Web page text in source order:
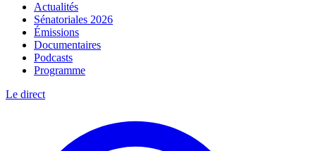
Actualités
Sénatoriales 2026
Émissions
Documentaires
Podcasts
Programme
Le direct